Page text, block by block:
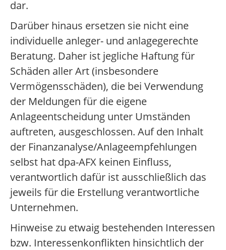
dar.
Darüber hinaus ersetzen sie nicht eine
individuelle anleger- und anlagegerechte
Beratung. Daher ist jegliche Haftung für
Schäden aller Art (insbesondere
Vermögensschäden), die bei Verwendung
der Meldungen für die eigene
Anlageentscheidung unter Umständen
auftreten, ausgeschlossen. Auf den Inhalt
der Finanzanalyse/Anlageempfehlungen
selbst hat dpa-AFX keinen Einfluss,
verantwortlich dafür ist ausschließlich das
jeweils für die Erstellung verantwortliche
Unternehmen.
Hinweise zu etwaig bestehenden Interessen
bzw. Interessenkonflikten hinsichtlich der